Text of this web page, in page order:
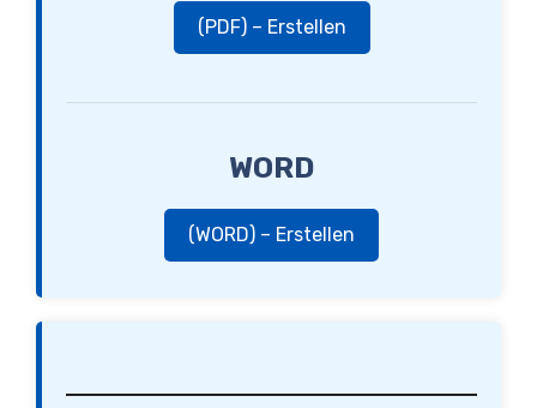
(PDF) – Erstellen
WORD
(WORD) – Erstellen